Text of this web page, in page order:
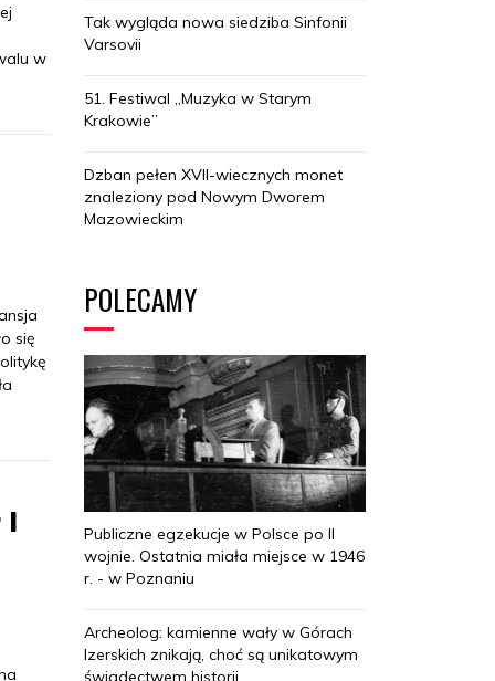
w
się
I
Tak wygląda nowa siedziba Sinfonii
Varsovii
51. Festiwal „Muzyka w Starym
Krakowie”
Dzban pełen XVII-wiecznych monet
znaleziony pod Nowym Dworem
Mazowieckim
POLECAMY
Publiczne egzekucje w Polsce po II
wojnie. Ostatnia miała miejsce w 1946
r. - w Poznaniu
Archeolog: kamienne wały w Górach
Izerskich znikają, choć są unikatowym
świadectwem historii